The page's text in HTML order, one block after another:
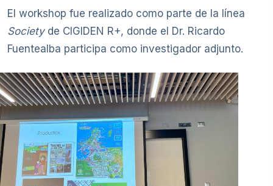
El workshop fue realizado como parte de la línea
Society de CIGIDEN R+, donde el Dr. Ricardo
Fuentealba participa como investigador adjunto.